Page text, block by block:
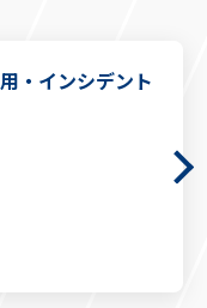
・インシデント